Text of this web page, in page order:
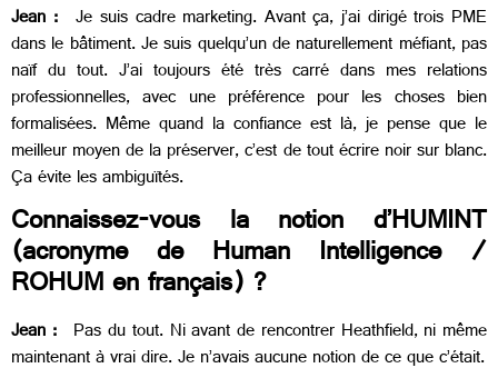
Jean :Je suis cadre marketing. Avant ça, j’ai dirigé trois PME
dans le bâtiment. Je suis quelqu’un de naturellement méfiant, pas
naïf du tout. J’ai toujours été très carré dans mes relations
professionnelles, avec une préférence pour les choses bien
formalisées. Même quand la confiance est là, je pense que le
meilleur moyen de la préserver, c’est de tout écrire noir sur blanc.
Ça évite les ambiguïtés.
Connaissez-vous la notion d’HUMINT
(acronyme de Human Intelligence /
ROHUM en français) ?
Jean : Pas du tout. Ni avant de rencontrer Heathfield, ni même
maintenant à vrai dire. Je n’avais aucune notion de ce que c’était.